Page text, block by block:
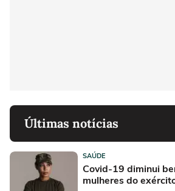
Últimas notícias
SAÚDE
Covid-19 diminui
mulheres do